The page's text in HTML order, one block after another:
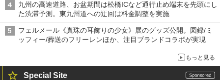
九州の高速道路、お盆期間は松橋ICなど通行止め端末を先頭にし
た渋滞予測。東九州道への迂回は料金調整を実施
フェルメール《真珠の耳飾りの少女》展のグッズ公開。図録/ミ
ッフィー/葬送のフリーレンほか、注目ブランドコラボが実現
もっと見る
Special Site